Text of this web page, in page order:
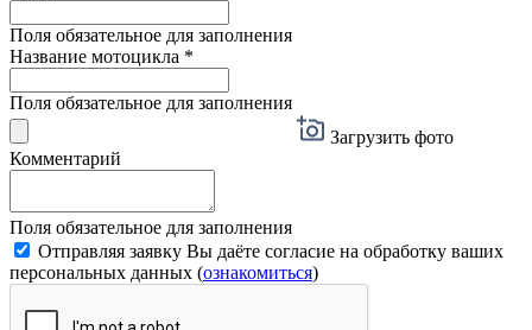
Поля обязательное для заполнения
Название мотоцикла *
Поля обязательное для заполнения
Загрузить фото
Комментарий
Поля обязательное для заполнения
Отправляя заявку Вы даёте согласие на обработку ваших
персональных данных (ознакомиться)